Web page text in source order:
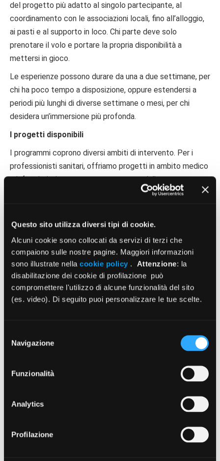
Questo sito utilizza diversi tipi di cookie.
Alcuni cookie sono collocati da servizi di terzi che
compaiono sulle nostre pagine. Maggiori informazioni
sono illustrate nella cookie policy . Attenzione: la
disabilitazione dei cookie di profilazione può
compromettere l'utilizzo di alcune funzionalità del sito
(es. video). Di seguito puoi personalizzare le tue scelte.
delNavigazione
Funzionalità
Analytics
Profilazione
del progetto più adatto al singolo partecipante, al
coordinamento con le associazioni locali, fino all’alloggio,
ai pasti e al supporto in loco. Chi parte deve solo
prenotare il volo e portare la propria disponibilità a
mettersi in gioco.
Le esperienze possono durare da una a due settimane, per
chi ha poco tempo a disposizione, oppure estendersi a
periodi più lunghi di diverse settimane o mesi, per chi
desidera un’immersione più profonda.
I progetti disponibili
I programmi coprono diversi ambiti di intervento. Per i
professionisti sanitari, offriamo progetti in ambito medico
e infermieristico presso strutture ospedaliere e
ambulatori in paesi come Nepal, Kenya, Vietnam, Filippine
programmi di insegnamento nelle scuole, supporto
ambientale.
Ogni progetto è sviluppato insieme a organizzazioni locali
radicate nel territorio, per garantire che il contributo dei
partecipanti risponda a bisogni reali delle comunità
ospitanti.
Grazie all’accordo con ENPAM, tutti gli iscritti e i loro
familiari possono accedere ai programmi di A Casa Loro
sconto del 7% (applicando il codice ENPAM7 al
Per maggiori informazioni sui progetti, sulle destinazioni e
sulle modalità di partecipazione:
www.acasaloro.com
Progetti medico – sanitari:
https://acasaloro.com/tipi-